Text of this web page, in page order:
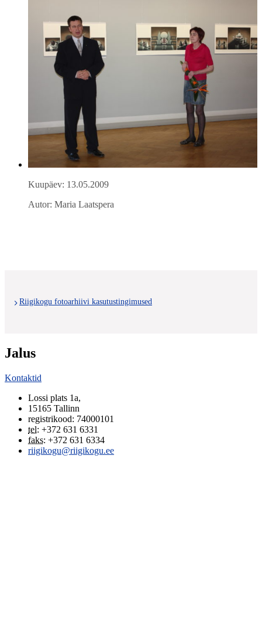
Kuupäev: 13.05.2009
Autor: Maria Laatspera
Riigikogu fotoarhiivi kasutustingimused
Jalus
Kontaktid
Lossi plats 1a,
15165 Tallinn
registrikood: 74000101
tel: +372 631 6331
faks: +372 631 6334
riigikogu@riigikogu.ee